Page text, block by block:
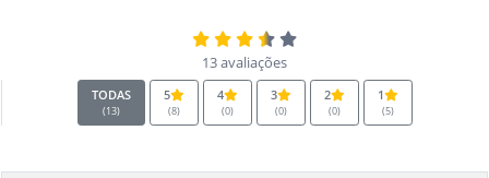
13 avaliações
TODAS
(13)
5
(8)
4
(0)
3
(0)
2
(0)
1
(5)